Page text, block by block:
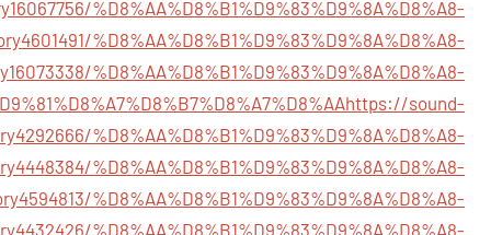
%D8%AA%D8%B1%D9%83%D9%8A%D8%A8-
%D8%AA%D8%B1%D9%83%D9%8A%D8%A8-
%D8%AA%D8%B1%D9%83%D9%8A%D8%A8-
https://sound-
%D8%AA%D8%B1%D9%83%D9%8A%D8%A8-
%D8%AA%D8%B1%D9%83%D9%8A%D8%A8-
%D8%AA%D8%B1%D9%83%D9%8A%D8%A8-
%D8%AA%D8%B1%D9%83%D9%8A%D8%A8-